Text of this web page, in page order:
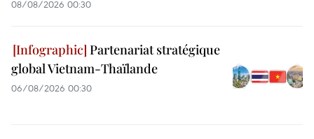
08/08/2026 00:30
Partenariat stratégique
global Vietnam-Thaïlande
06/08/2026 00:30